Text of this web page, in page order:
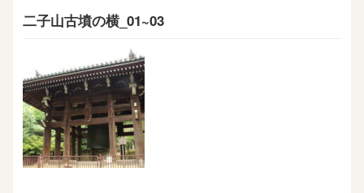
二子山古墳の横_01~03